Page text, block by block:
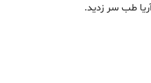
طب سر زدید.